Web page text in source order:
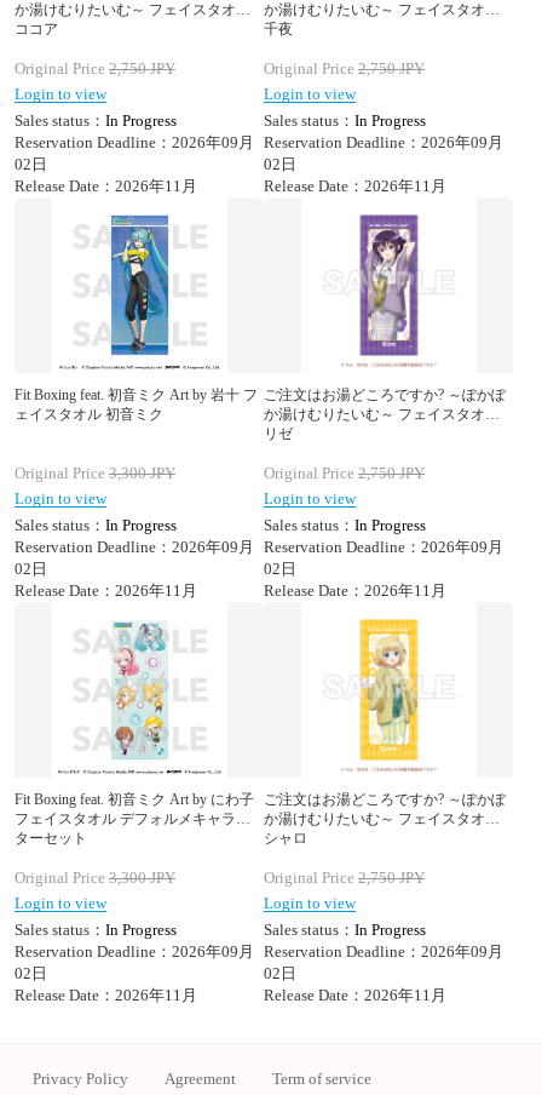
か湯けむりたいむ～ フェイスタオル
ココア
Original Price 2,750JPY
Login to view
Sales status： In Progress
Reservation Deadline：2026年09月
02日
Release Date：2026年11月
か湯けむりたいむ～ フェイスタオル
千夜
Original Price 2,750JPY
Login to view
Sales status： In Progress
Reservation Deadline：2026年09月
02日
Release Date：2026年11月
Fit Boxing feat. 初音ミク Art by 岩十 フ
ェイスタオル 初音ミク
Original Price 3,300JPY
Login to view
Sales status： In Progress
Reservation Deadline：2026年09月
02日
Release Date：2026年11月
ご注文はお湯どころですか? ～ぽかぽ
か湯けむりたいむ～ フェイスタオル
リゼ
Original Price 2,750JPY
Login to view
Sales status： In Progress
Reservation Deadline：2026年09月
02日
Release Date：2026年11月
Fit Boxing feat. 初音ミク Art by にわ子
フェイスタオル デフォルメキャラク
ターセット
Original Price 3,300JPY
Login to view
Sales status： In Progress
Reservation Deadline：2026年09月
02日
Release Date：2026年11月
ご注文はお湯どころですか? ～ぽかぽ
か湯けむりたいむ～ フェイスタオル
シャロ
Original Price 2,750JPY
Login to view
Sales status： In Progress
Reservation Deadline：2026年09月
02日
Release Date：2026年11月
Privacy Policy Agreement Term of service